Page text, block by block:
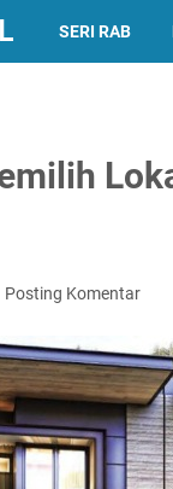
SERI RAB
Posting Komentar